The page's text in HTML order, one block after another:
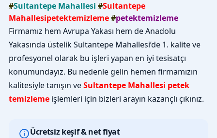
#Sultantepe Mahallesi #Sultantepe
Mahallesipetektemizleme#petektemizleme
Firmamız hem Avrupa Yakası hem de Anadolu
Yakasında üstelik Sultantepe Mahallesi’de 1. kalite ve
profesyonel olarak bu işleri yapan en iyi tesisatçı
konumundayız. Bu nedenle gelin hemen firmamızın
kalitesiyle tanışın veSultantepe Mahallesi petek
temizlemeişlemleri için bizleri arayın kazançlı çıkınız.
Ücretsiz keşif & net fiyat